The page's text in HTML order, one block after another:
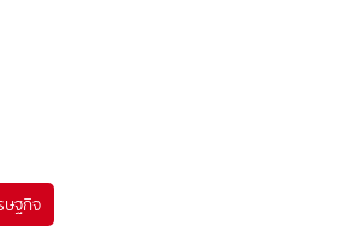
ษฐกิจ